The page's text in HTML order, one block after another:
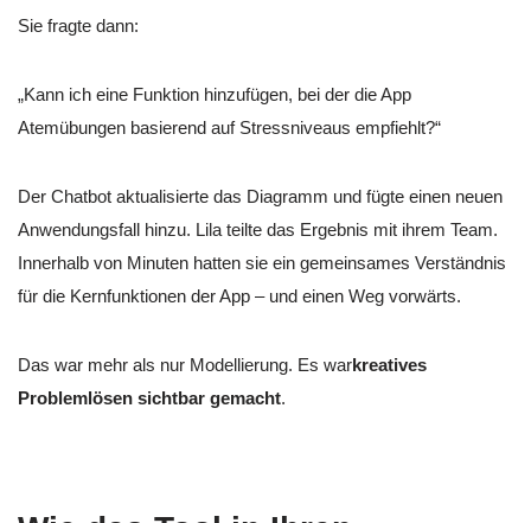
Sie fragte dann:
„Kann ich eine Funktion hinzufügen, bei der die App
Atemübungen basierend auf Stressniveaus empfiehlt?“
Der Chatbot aktualisierte das Diagramm und fügte einen neuen
Anwendungsfall hinzu. Lila teilte das Ergebnis mit ihrem Team.
Innerhalb von Minuten hatten sie ein gemeinsames Verständnis
für die Kernfunktionen der App – und einen Weg vorwärts.
Das war mehr als nur Modellierung. Es warkreatives
Problemlösen sichtbar gemacht.